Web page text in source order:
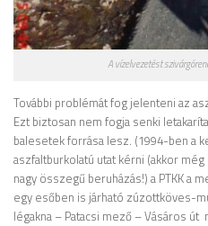
A vízelvezetést
További problémát fog jelenteni az
Ezt biztosan nem fogja senki
balesetek forrása lesz. (1994-ben a
aszfaltburkolatú utat kérni (akkor
nagy összegű beruházás!) a PTKK a
egy esőben is járható zúzottköves-
légakna – Patacsi mező – Vásáros út